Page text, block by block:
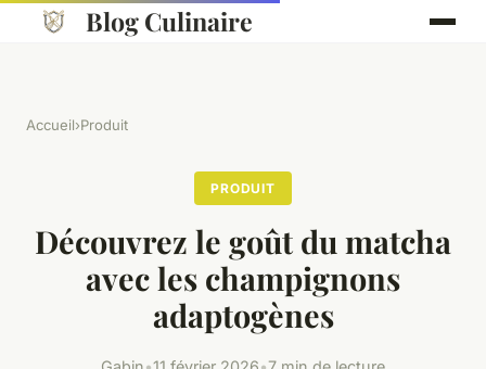
Blog Culinaire
Accueil›Produit
PRODUIT
Découvrez le goût du matcha
avec les champignons
adaptogènes